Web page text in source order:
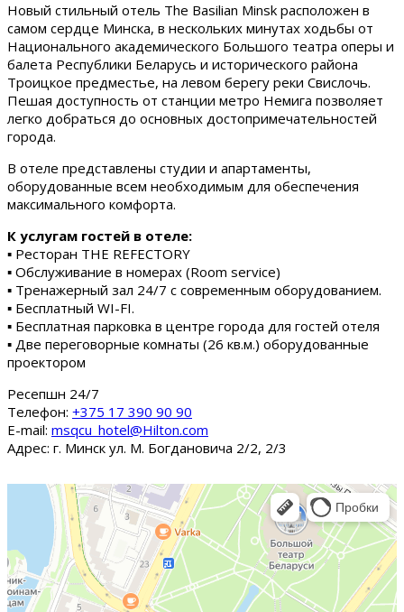
Новый стильный отель The Basilian Minsk расположен в
самом сердце Минска, в нескольких минутах ходьбы от
Национального академического Большого театра оперы и
балета Республики Беларусь и исторического района
Троицкое предместье, на левом берегу реки Свислочь.
Пешая доступность от станции метро Немига позволяет
легко добраться до основных достопримечательностей
города.
В отеле представлены студии и апартаменты,
оборудованные всем необходимым для обеспечения
максимального комфорта.
К услугам гостей в отеле:
▪ Ресторан THE REFECTORY
▪ Обслуживание в номерах (Room service)
▪ Тренажерный зал 24/7 с современным оборудованием.
▪ Бесплатный WI-FI.
▪ Бесплатная парковка в центре города для гостей отеля
▪ Две переговорные комнаты (26 кв.м.) оборудованные
проектором
Ресепшн 24/7
Tелефон: +375 17 390 90 90
E-mail: msqcu_hotel@Hilton.com
Адрес: г. Минск ул. М. Богдановича 2/2, 2/3